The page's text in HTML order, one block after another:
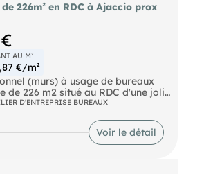
226m² en RDC à Ajaccio prox
AU M²
€/m²
(murs) à usage de bureaux
de 226 m2 situé au RDC d'une jolie
à deux pas du centre-ville
charge du vendeur
D'ENTREPRISE BUREAUX
Voir le détail